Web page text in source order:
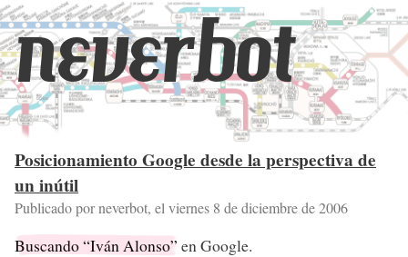
neverbot
Posicionamiento Google desde la perspectiva de
un inútil
Publicado por neverbot, el viernes 8 de diciembre de 2006
Buscando “Iván Alonso” en Google.